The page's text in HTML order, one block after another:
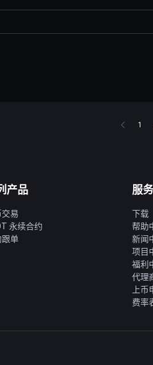
1
产品
易
永续合约
单
服
下载
帮助
新闻
项目
福利
代理
上币
费率